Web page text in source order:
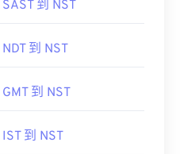
SAST 到 NST
NDT 到 NST
GMT 到 NST
IST 到 NST